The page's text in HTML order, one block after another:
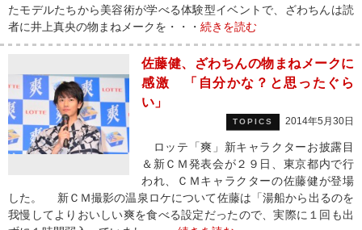
たモデルたちから美容術が学べる体験型イベントで、ざわちんは読
者に井上真央の物まねメークを・・・ 続きを読む
佐藤健、ざわちんの物まねメークに
感激 「自分かな？と思ったぐら
い」
TOPICS 2014年5月30日
ロッテ「爽」新キャラクターお披露目
＆新ＣＭ発表会が２９日、東京都内で行
われ、ＣＭキャラクターの佐藤健が登場
した。 新ＣＭ撮影の温泉ロケについて佐藤は「湯船から出るのを
我慢してよりおいしい爽を食べる設定だったので、実際に１回も出